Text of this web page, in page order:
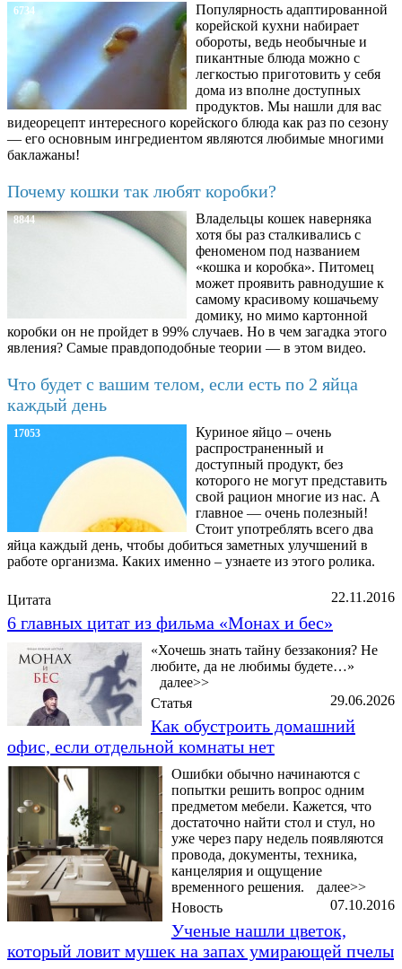
6734
Популярность адаптированной
корейской кухни набирает
обороты, ведь необычные и
пикантные блюда можно с
легкостью приготовить у себя
дома из вполне доступных
продуктов. Мы нашли для вас
видеорецепт интересного корейского блюда как раз по сезону
— его основным ингредиентом являются любимые многими
баклажаны!
Почему кошки так любят коробки?
8844
Владельцы кошек наверняка
хотя бы раз сталкивались с
феноменом под названием
«кошка и коробка». Питомец
может проявить равнодушие к
самому красивому кошачьему
домику, но мимо картонной
коробки он не пройдет в 99% случаев. Но в чем загадка этого
явления? Самые правдоподобные теории — в этом видео.
Что будет с вашим телом, если есть по 2 яйца
каждый день
17053
Куриное яйцо – очень
распространенный и
доступный продукт, без
которого не могут представить
свой рацион многие из нас. А
главное — очень полезный!
Стоит употреблять всего два
яйца каждый день, чтобы добиться заметных улучшений в
работе организма. Каких именно – узнаете из этого ролика.
22.11.2016
Цитата
6 главных цитат из фильма «Монах и бес»
«Хочешь знать тайну беззакония? Не
любите, да не любимы будете…»
далее>>
29.06.2026
Статья
Как обустроить домашний
офис, если отдельной комнаты нет
Ошибки обычно начинаются с
попытки решить вопрос одним
предметом мебели. Кажется, что
достаточно найти стол и стул, но
уже через пару недель появляются
провода, документы, техника,
канцелярия и ощущение
временного решения.
далее>>
07.10.2016
Новость
Ученые нашли цветок,
который ловит мушек на запах умирающей пчелы